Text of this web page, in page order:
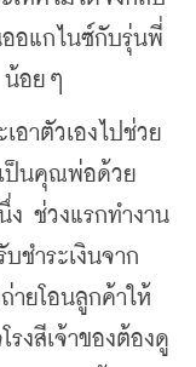
อแกไนซ์กับรุ่นพี่
น้อยๆ
าตัวเองไปช่วย
ป็นคุณพ่อด้วย
ง ช่วงแรกทำงาน
ชำระเงินจาก
ายโอนลูกค้าให้
รงสีเจ้าของต้องดู